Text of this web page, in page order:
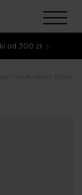
od 300 zł. ✨
Cloud, srebro próby